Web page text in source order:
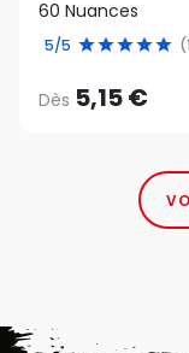
60 Nuances
5/5
Dès 5,15 €